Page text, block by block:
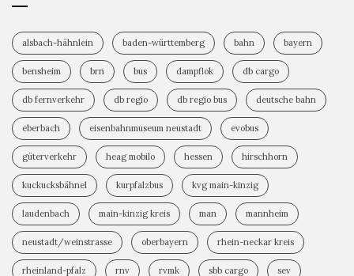
alsbach-hähnlein baden-württemberg bahn bayern
bensheim brn bus dampflok db cargo
db fernverkehr db regio db regio bus deutsche bahn
eberbach eisenbahnmuseum neustadt evobus
güterverkehr heag mobilo hessen hirschhorn
kuckucksbähnel kurpfalzbus kvg main-kinzig
laudenbach main-kinzig kreis man mannheim
neustadt/weinstrasse oberbayern rhein-neckar kreis
rheinland-pfalz rnv rvmk sbb cargo sev